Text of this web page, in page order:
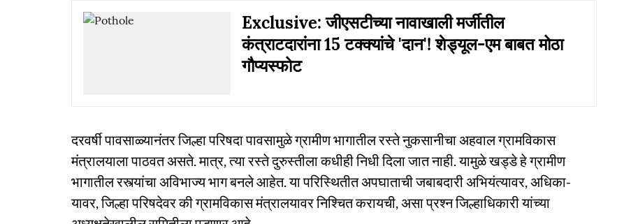
Exclusive: जीएसटीच्या नावाखाली मर्जीतील
कंत्राटदारांना 15 टक्क्यांचे 'दान'! शेड्यूल-एम बाबत मोठा
गौप्यस्फोट
दरवर्षी पावसाळ्यानंतर जिल्हा परिषदा पावसामुळे ग्रामीण भागातील रस्ते नुकसानीचा अहवाल ग्रामविकास
मंत्रालयाला पाठवत असते. मात्र, त्या रस्ते दुरुस्तीला कधीही निधी दिला जात नाही. यामुळे खड्डे हे ग्रामीण
भागातील रस्त्यांचा अविभाज्य भाग बनले आहेत. या परिस्थितीत अपघाताची जबाबदारी अभियंत्यावर, अधिका-
यावर, जिल्हा परिषदेवर की ग्रामविकास मंत्रालयावर निश्चित करायची, असा प्रश्न जिल्हाधिकारी यांच्या